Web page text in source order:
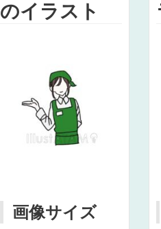
のイラスト
画像サイズ